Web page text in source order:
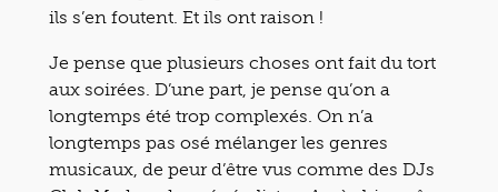
ils s’en foutent. Et ils ont raison !
Je pense que plusieurs choses ont fait du tort
aux soirées. D’une part, je pense qu’on a
longtemps été trop complexés. On n’a
longtemps pas osé mélanger les genres
musicaux, de peur d’être vus comme des DJs